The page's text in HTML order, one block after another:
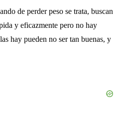
de perder peso se trata, buscan
y eficazmente pero no hay
hay pueden no ser tan buenas, y